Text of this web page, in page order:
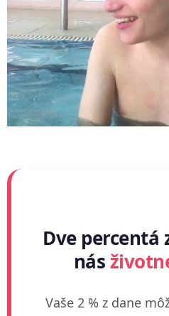
Dve percentá
nás
Vaše 2 % z dane